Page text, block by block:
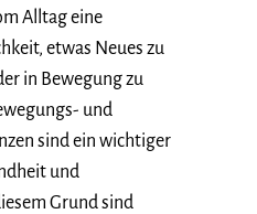
Alltag eine
etwas Neues zu
in Bewegung zu
und
sind ein wichtiger
und
Grund sind